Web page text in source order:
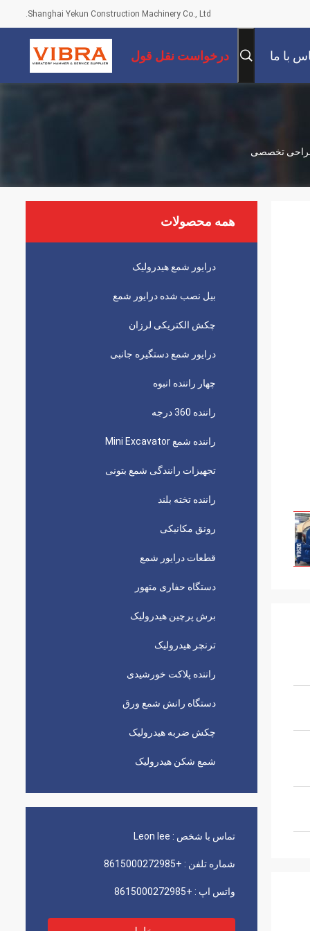
Shanghai Yekun Construction Machinery Co., Ltd.
با ما درخواست نقل قول
همه محصولات
درایور شمع هیدرولیک
بیل نصب شده درایور شمع
چکش الکتریکی لرزان
درایور شمع دستگیره جانبی
چهار راننده انبوه
راننده 360 درجه
راننده شمع Mini Excavator
تجهیزات رانندگی شمع بتونی
راننده تخته بلند
رونق مکانیکی
قطعات درایور شمع
دستگاه حفاری متهور
برش پرچین هیدرولیک
ترنچر هیدرولیک
راننده پلاکت خورشیدی
دستگاه رانش شمع ورق
چکش ضربه هیدرولیک
شمع شکن هیدرولیک
تماس با شخص : Leon lee
شماره تلفن : +8615000272985
واتس اپ : +8615000272985